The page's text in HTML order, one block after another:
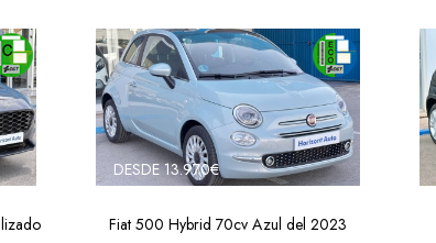
DESDE 13.970€
Fiat 500 Hybrid 70cv Azul del 2023